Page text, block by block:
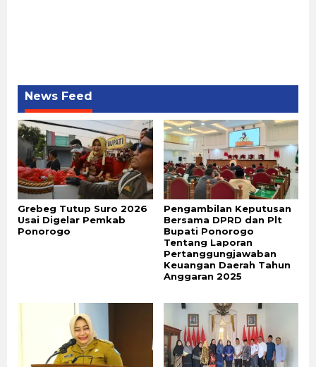
News Feed
Grebeg Tutup Suro 2026
Usai Digelar Pemkab
Ponorogo
Pengambilan Keputusan
Bersama DPRD dan Plt
Bupati Ponorogo
Tentang Laporan
Pertanggungjawaban
Keuangan Daerah Tahun
Anggaran 2025